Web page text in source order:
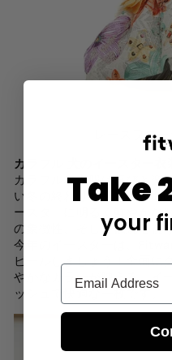
レースフロ
カラフル
カラフルな衣服は喜びと楽
い冬の終わりと新しい生命
ースターに明るく鮮やかな
の象徴性、そして伝統を祝
今年のイースターは、
ピールしましょう！全面に
やかなカラーが映える、イ
ッシュで快適な一枚です。
Take
your